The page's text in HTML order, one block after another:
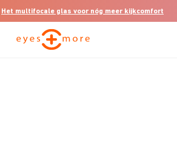
Het multifocale glas voor nóg meer kijkcomfort